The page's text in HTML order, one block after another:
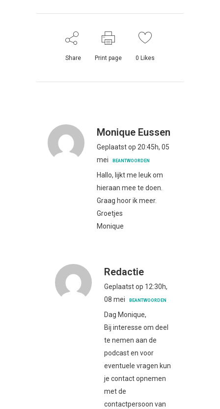
Share Print page 0 Likes
Monique Eussen
Geplaatst op 20:45h, 05
mei
BEANTWOORDEN
Hallo, lijkt me leuk om
hieraan mee te doen.
Graag hoor ik meer.
Groetjes
Monique
Redactie
Geplaatst op 12:30h,
08 mei
BEANTWOORDEN
Dag Monique,
Bij interesse om deel
te nemen aan de
podcast en voor
eventuele vragen kun
je contact opnemen
met de
contactpersoon van